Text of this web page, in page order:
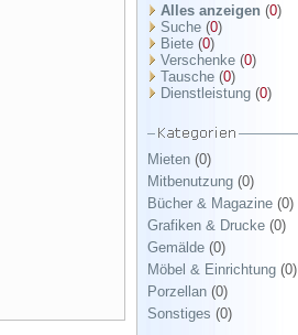
Alles anzeigen (0)
Suche (0)
Biete (0)
Verschenke (0)
Tausche (0)
Dienstleistung (0)
Mieten (0)
Mitbenutzung (0)
Bücher & Magazine (0)
Grafiken & Drucke (0)
Gemälde (0)
Möbel & Einrichtung (0)
Porzellan (0)
Sonstiges (0)